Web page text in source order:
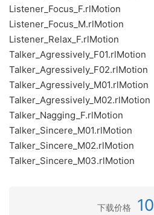
Listener_Focus_F.rlMotion
Listener_Focus_M.rlMotion
Listener_Relax_F.rlMotion
Talker_Agressively_F01.rlMotion
Talker_Agressively_F02.rlMotion
Talker_Agressively_M01.rlMotion
Talker_Agressively_M02.rlMotion
Talker_Nagging_F.rlMotion
Talker_Sincere_M01.rlMotion
Talker_Sincere_M02.rlMotion
Talker_Sincere_M03.rlMotion
下载价格 10